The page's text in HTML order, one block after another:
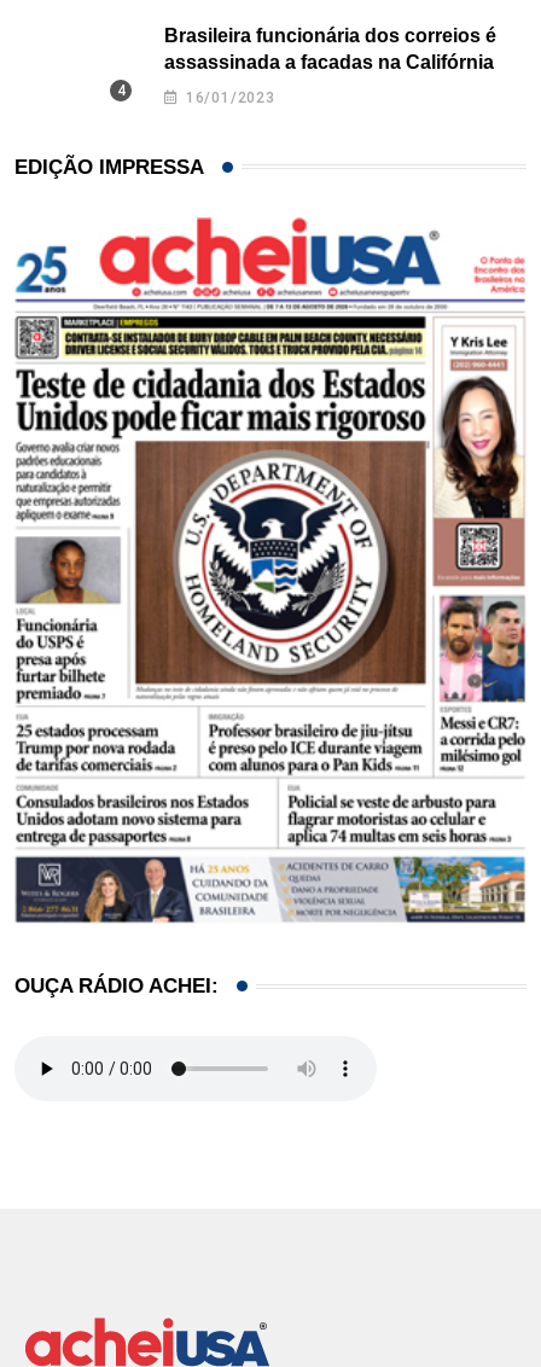
Brasileira funcionária dos correios é
assassinada a facadas na Califórnia
16/01/2023
EDIÇÃO IMPRESSA
OUÇA RÁDIO ACHEI: